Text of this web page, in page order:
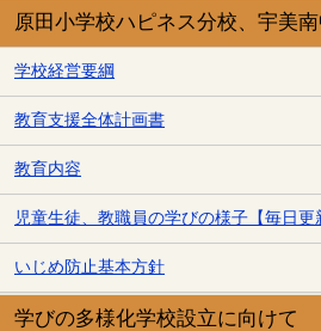
原田小学校ハピネス分校、宇美
学校経営要綱
教育支援全体計画書
教育内容
児童生徒、教職員の学びの様子【毎日更
いじめ防止基本方針
学びの多様化学校設立に向けて